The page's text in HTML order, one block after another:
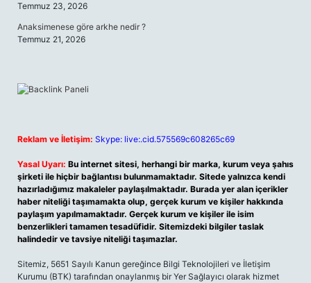
Temmuz 23, 2026
Anaksimenese göre arkhe nedir ?
Temmuz 21, 2026
Reklam ve İletişim: Skype: live:.cid.575569c608265c69
Yasal Uyarı: Bu internet sitesi, herhangi bir marka, kurum veya şahıs
şirketi ile hiçbir bağlantısı bulunmamaktadır. Sitede yalnızca kendi
hazırladığımız makaleler paylaşılmaktadır. Burada yer alan içerikler
haber niteliği taşımamakta olup, gerçek kurum ve kişiler hakkında
paylaşım yapılmamaktadır. Gerçek kurum ve kişiler ile isim
benzerlikleri tamamen tesadüfidir. Sitemizdeki bilgiler taslak
halindedir ve tavsiye niteliği taşımazlar.
Sitemiz, 5651 Sayılı Kanun gereğince Bilgi Teknolojileri ve İletişim
Kurumu (BTK) tarafından onaylanmış bir Yer Sağlayıcı olarak hizmet